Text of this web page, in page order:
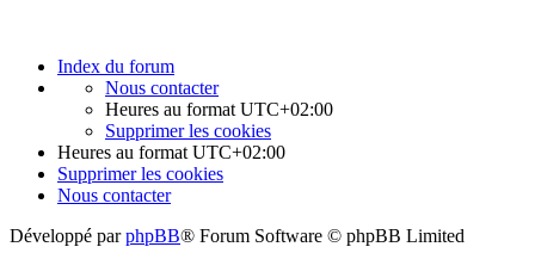
Index du forum
Nous contacter
Heures au format UTC+02:00
Supprimer les cookies
Heures au format UTC+02:00
Supprimer les cookies
Nous contacter
Développé parphpBB® Forum Software © phpBB Limited